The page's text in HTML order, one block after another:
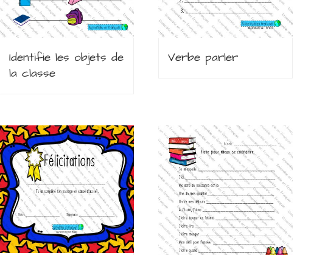
Identifie les objets de
la classe
Verbe parler